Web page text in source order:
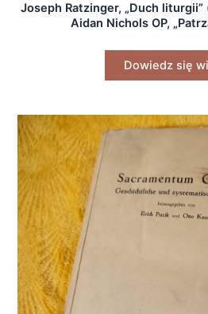
Joseph Ratzinger, „Duch
Aidan Nichols OP,
Dowiedz się